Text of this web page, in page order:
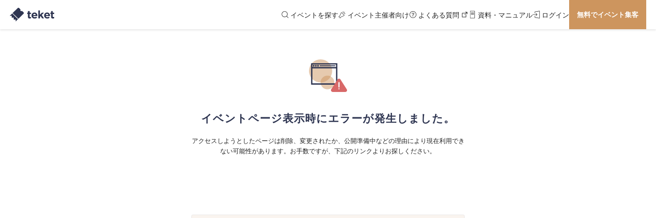
イベントを探す イベント主催者向け よくある質問 資料・マニュアル ログイン 無料でイベント集客
イベントページ表示時にエラーが発生しました。
アクセスしようとしたページは削除、変更されたか、公開準備中などの理由により現在利用でき
ない可能性があります。お手数ですが、下記のリンクよりお探しください。